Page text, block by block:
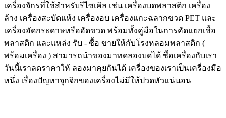
เครื่องจักรที่ใช้สำหรับรีไซเคิล เช่น เครื่องบดพลาสติก เครื่อง
ล้าง เครื่องสะบัดแห้ง เครื่องอบ เครื่องแกะฉลากขวด PET และ
เครื่องอัดกระดาษหรืออัดขวด พร้อมทั้งคู่มือในการคัดแยกเชื้อ
พลาสติก และแหล่ง รับ - ซื้อ ขายให้กับโรงหลอมพลาสติก (
พร้อมเครื่อง ) สามารถนำของมาทดลองบดได้ ซื้อเครื่องกับเรา
วันนี้เราลดราคาให้ ลองมาคุยกันได้ เครื่องของเราเป็นเครื่องมือ
หนึ่ง เรื่องปัญหาจุกจิกของเครื่องไม่มีให้ปวดหัวแน่นอน